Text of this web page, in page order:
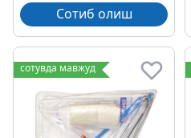
Сотиб олиш
сотувда мавжуд